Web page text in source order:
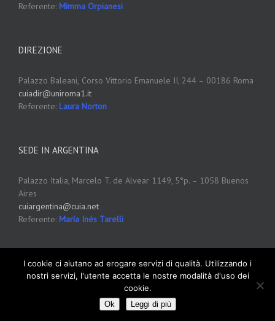
Referente: Mimma Orpianesi
DIREZIONE
Palazzo Baleani, Corso Vittorio Emanuele II, 244 – 00186 Roma
cuiadir@uniroma1.it
Referente: Laura Norton
SEDE IN ARGENTINA
Palazzo Italia, Marcelo T. de Alvear 1149, 5°p. – 1058 Buenos
Aires
cuiargentina@cuia.net
Referente: María Inés Tarelli
Copyright 2012 - 2016 CUIA
I cookie ci aiutano ad erogare servizi di qualità. Utilizzando i
nostri servizi, l'utente accetta le nostre modalità d'uso dei
cookie.
Ok Leggi di più